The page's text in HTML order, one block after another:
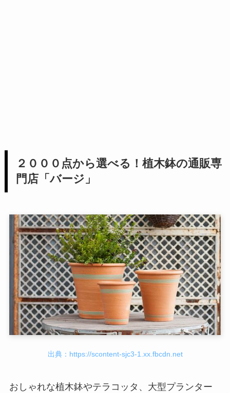
２０００点から選べる！植木鉢の通販専
門店「バージ」
出典：https://scontent-sjc3-1.xx.fbcdn.net
おしゃれな植木鉢やテラコッタ、大型プランター